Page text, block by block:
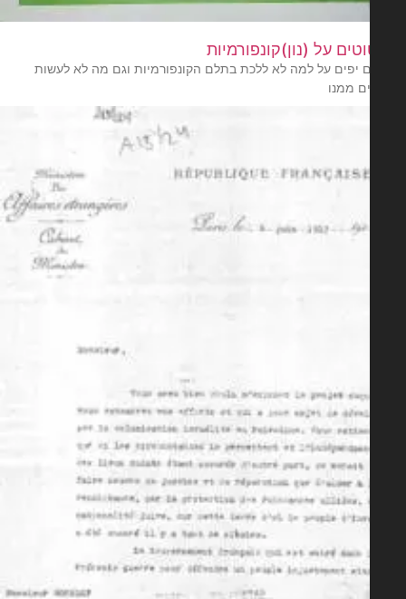
יפים על למה לא ללכת בתלם הקונפורמיות וגם מה לא לעשות
ממנו